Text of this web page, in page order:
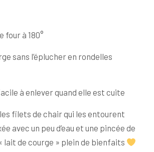
four à 180°
sans l’éplucher en rondelles
à enlever quand elle est cuite
filets de chair qui les entourent
avec un peu d’eau et une pincée de
lait de courge » plein de bienfaits